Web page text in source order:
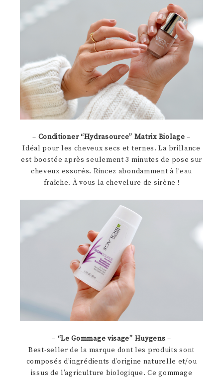
– Conditioner “Hydrasource” Matrix Biolage –
Idéal pour les cheveux secs et ternes. La brillance
est boostée après seulement 3 minutes de pose sur
cheveux essorés. Rincez abondamment à l’eau
fraîche. À vous la chevelure de sirène !
– “Le Gommage visage” Huygens –
Best-seller de la marque dont les produits sont
composés d’ingrédients d’origine naturelle et/ou
issus de l’agriculture biologique. Ce gommage